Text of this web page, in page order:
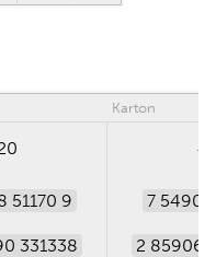
Karton
51170 9 7
331338 2